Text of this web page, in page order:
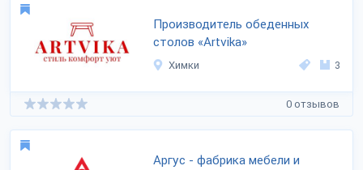
Производитель обеденных
столов «Artvika»
Химки 3
0 отзывов
Аргус - фабрика мебели и